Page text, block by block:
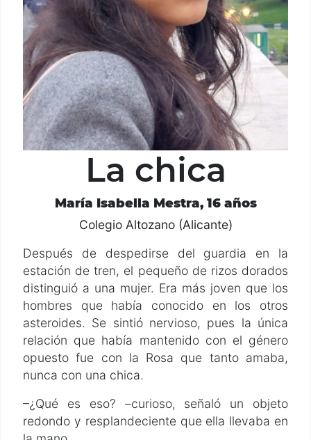
La chica
María Isabella Mestra, 16 años
Colegio Altozano (Alicante)
Después de despedirse del guardia en la
estación de tren, el pequeño de rizos dorados
distinguió a una mujer. Era más joven que los
hombres que había conocido en los otros
asteroides. Se sintió nervioso, pues la única
relación que había mantenido con el género
opuesto fue con la Rosa que tanto amaba,
nunca con una chica.
–¿Qué es eso? –curioso, señaló un objeto
redondo y resplandeciente que ella llevaba en